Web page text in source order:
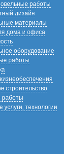
работы
дизайн
материалы
дома и офиса
оборудование
работы
строительство
работы
услуги, технологии